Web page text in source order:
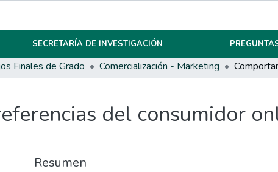
SECRETARÍA DE INVESTIGACIÓN
Finales de Grado Comercialización - Marketing
del consumidor
Resumen